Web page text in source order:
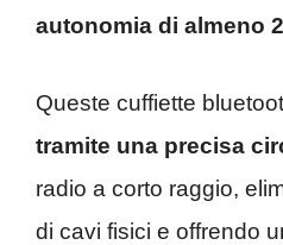
autonomia di almeno
Queste cuffiette
tramite una precisa
radio a corto raggio,
di cavi fisici e offrendo